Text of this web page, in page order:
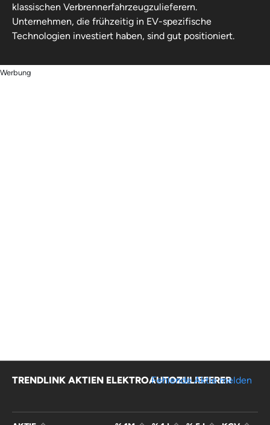
klassischen Verbrennerfahrzeugzulieferern.
Unternehmen, die frühzeitig in EV-spezifische
Technologien investiert haben, sind gut positioniert.
Werbung
TRENDLINK AKTIEN ELEKTROAUTOZULIEFERER
Fehlende Aktie melden